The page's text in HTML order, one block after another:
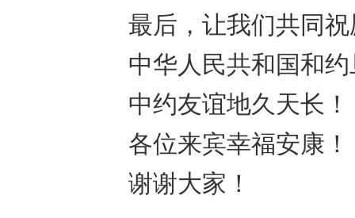
最后，让我们共同
中华人民共和国和
中约友谊地久天长！
各位来宾幸福安康！
谢谢大家！